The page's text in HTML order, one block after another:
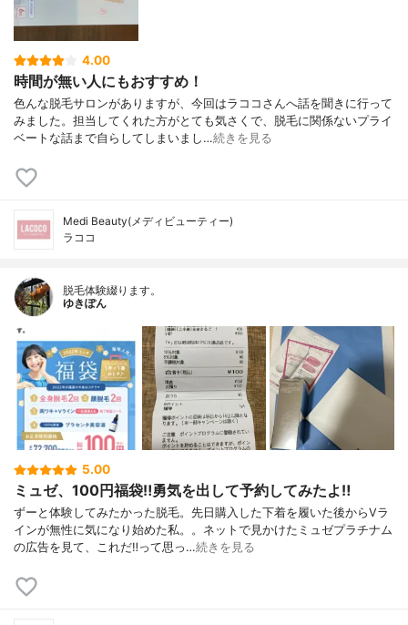
4.00
時間が無い人にもおすすめ！
色んな脱毛サロンがありますが、今回はラココさんへ話を聞きに行って
みました。担当してくれた方がとても気さくで、脱毛に関係ないプライ
ベートな話まで自らしてしまいまし…続きを見る
Medi Beauty(メディビューティー)
ラココ
脱毛体験綴ります。
ゆきぽん
5.00
ミュゼ、100円福袋‼︎勇気を出して予約してみたよ‼︎
ずーと体験してみたかった脱毛。先日購入した下着を履いた後からVラ
インが無性に気になり始めた私。。ネットで見かけたミュゼプラチナム
の広告を見て、これだ‼︎って思っ…続きを見る